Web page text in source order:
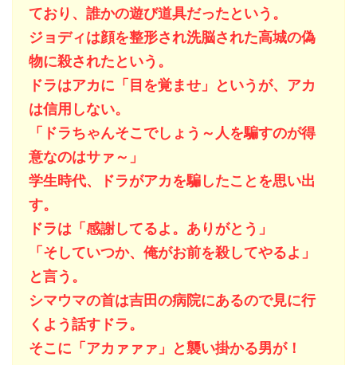
ており、誰かの遊び道具だったという。
ジョディは顔を整形され洗脳された高城の偽
物に殺されたという。
ドラはアカに「目を覚ませ」というが、アカ
は信用しない。
「ドラちゃんそこでしょう～人を騙すのが得
意なのはサァ～」
学生時代、ドラがアカを騙したことを思い出
す。
ドラは「感謝してるよ。ありがとう」
「そしていつか、俺がお前を殺してやるよ」
と言う。
シマウマの首は吉田の病院にあるので見に行
くよう話すドラ。
そこに「アカァァァ」と襲い掛かる男が！